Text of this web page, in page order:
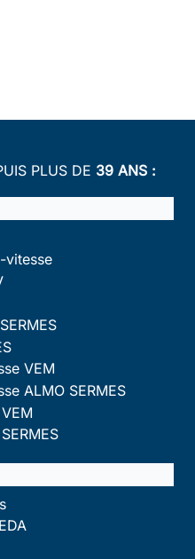
PLUS DE 39 ANS :
vitesse
VEM
ALMO SERMES